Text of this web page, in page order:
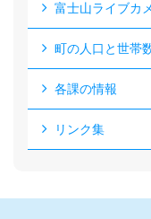
富士山ライブカ
町の人口と世帯
各課の情報
リンク集